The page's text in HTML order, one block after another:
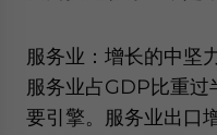
服务业：增长的中坚
服务业占GDP比重过
要引擎。服务业出口